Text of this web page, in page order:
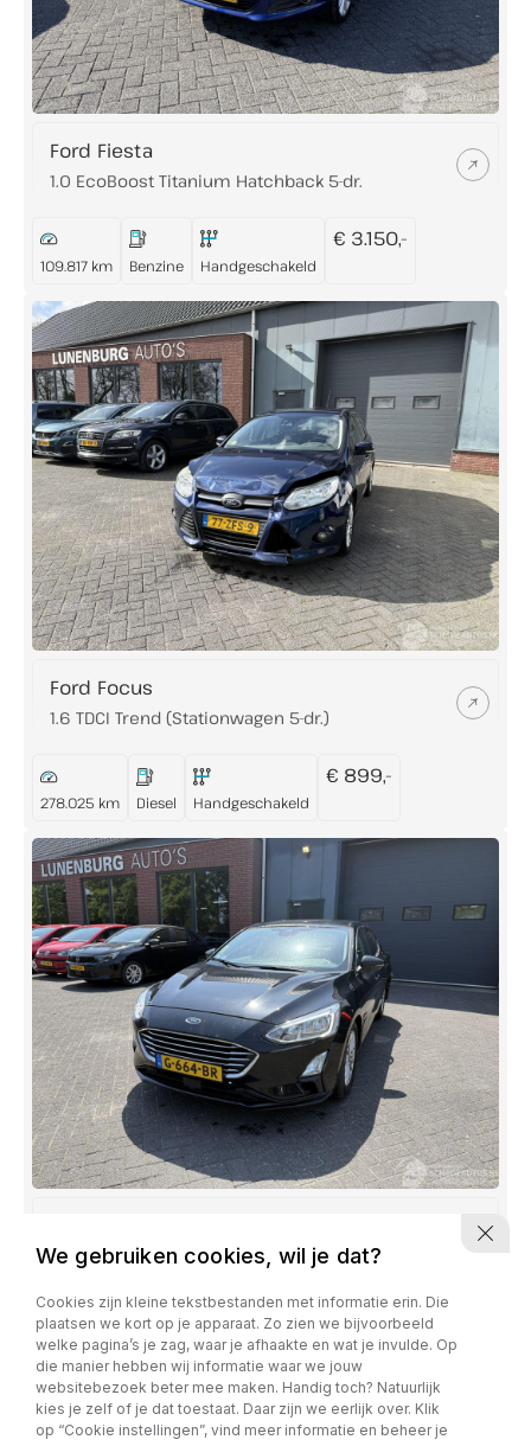
Ford Fiesta
1.0 EcoBoost Titanium Hatchback 5-dr.
109.817 km Benzine Handgeschakeld
€ 3.150,-
Ford Focus
1.6 TDCI Trend (Stationwagen 5-dr.)
278.025 km Diesel Handgeschakeld
€ 899,-
1.0 EcoBoost Titanium Business
105.488 km Benzine Handgeschakeld
€ 4.350,-
We gebruiken cookies, wil je dat?
Cookies zijn kleine tekstbestanden met informatie erin. Die
plaatsen we kort op je apparaat. Zo zien we bijvoorbeeld
welke pagina’s je zag, waar je afhaakte en wat je invulde. Op
die manier hebben wij informatie waar we jouw
websitebezoek beter mee maken. Handig toch? Natuurlijk
kies je zelf of je dat toestaat. Daar zijn we eerlijk over. Klik
op “Cookie instellingen”, vind meer informatie en beheer je